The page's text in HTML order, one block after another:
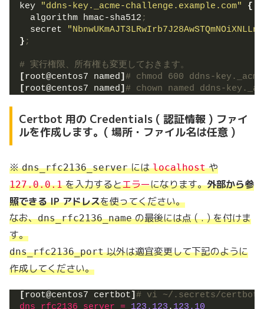
key
"ddns-key._acme-challenge.example.com"
{
  algorithm hmac-sha512
;
  secret
} ;
# 実行権限、所有権も変更しておきます。
[root@centos7 named] # chmod 600 ddns-
[root@centos7 named] # chown named ddns-
Certbot 用の Credentials ( 認証情報 ) ファイ
ルを作成します。( 場所・ファイル名は任意 )
※dns_rfc2136_serverにはlocalhostや
127.0.0.1を入力するとエラーになります。外部から参
照できる IP アドレスを使ってください。
なお、dns_rfc2136_nameの最後には点 ( . ) を付けま
す。
dns_rfc2136_port以外は適宜変更して下記のように
作成してください。
[root@centos7 certbot] # vi ~/.secrets/certbot/
dns_rfc2136_server = 123.123 . 123.10